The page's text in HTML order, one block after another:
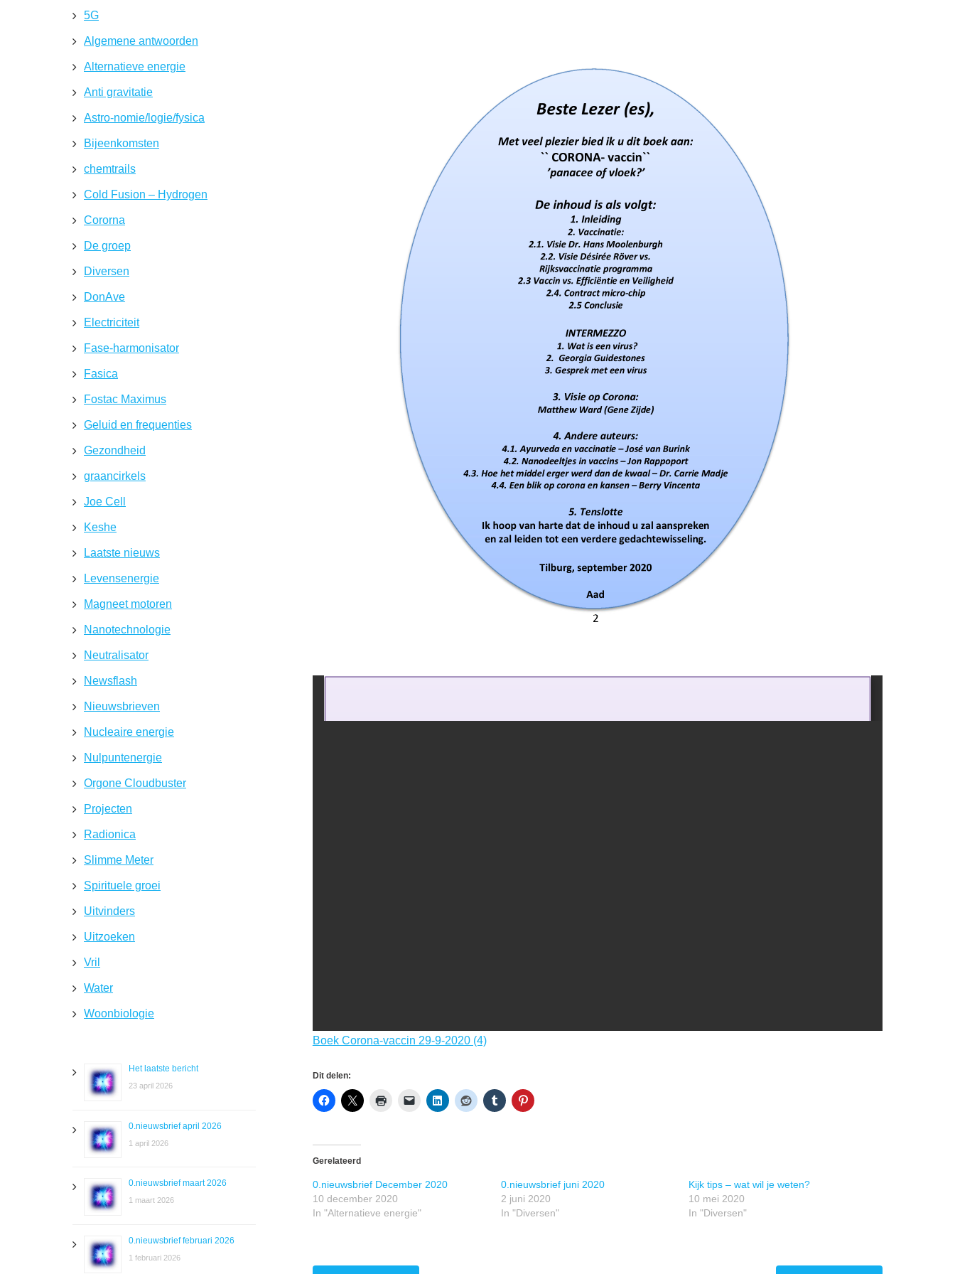
Boek Corona-vaccin 29-9-2020 (4)
Dit delen:
Gerelateerd
0.nieuwsbrief December 2020
10 december 2020
In "Alternatieve energie"
0.nieuwsbrief juni 2020
2 juni 2020
In "Diversen"
Kijk tips – wat wil je weten?
10 mei 2020
In "Diversen"
5G
Algemene antwoorden
Alternatieve energie
Anti gravitatie
Astro-nomie/logie/fysica
Bijeenkomsten
chemtrails
Cold Fusion – Hydrogen
Cororna
De groep
Diversen
DonAve
Electriciteit
Fase-harmonisator
Fasica
Fostac Maximus
Geluid en frequenties
Gezondheid
graancirkels
Joe Cell
Keshe
Laatste nieuws
Levensenergie
Magneet motoren
Nanotechnologie
Neutralisator
Newsflash
Nieuwsbrieven
Nucleaire energie
Nulpuntenergie
Orgone Cloudbuster
Projecten
Radionica
Slimme Meter
Spirituele groei
Uitvinders
Uitzoeken
Vril
Water
Woonbiologie
Het laatste bericht
23 april 2026
0.nieuwsbrief april 2026
1 april 2026
0.nieuwsbrief maart 2026
1 maart 2026
0.nieuwsbrief februari 2026
1 februari 2026